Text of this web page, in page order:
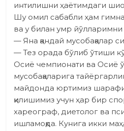
интилишни ҳаётимдаги
Шу омил сабаб­ли ҳам
ва у билан умр
— Яна қандай мусоба­қалар
— Тез орада бўлиб ўтиши
Осиё чемпионати ва Осиё
мусобақаларига
майдонда юртимиз
қилишимиз учун ҳар бир
хареограф, диетолог ва
ишламоқда. Кунига икки